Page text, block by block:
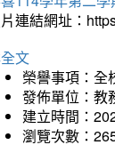
連結網址：
文
榮譽事項：全
發佈單位：教
建立時間：
瀏覽次數：